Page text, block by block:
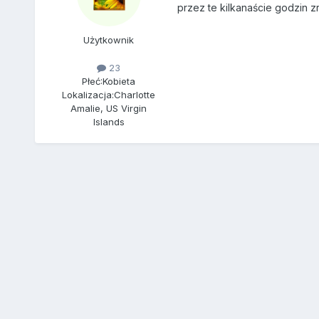
Użytkownik
23
Płeć:Kobieta
Lokalizacja:Charlotte
Amalie, US Virgin
Islands
przez te kilkanaście godzin